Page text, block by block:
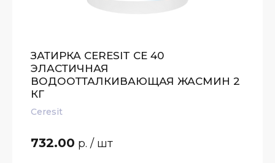
ЗАТИРКА CERESIT CE 40
ЭЛАСТИЧНАЯ
ВОДООТТАЛКИВАЮЩАЯ ЖАСМИН 2
КГ
Ceresit
732.00 р. / шт